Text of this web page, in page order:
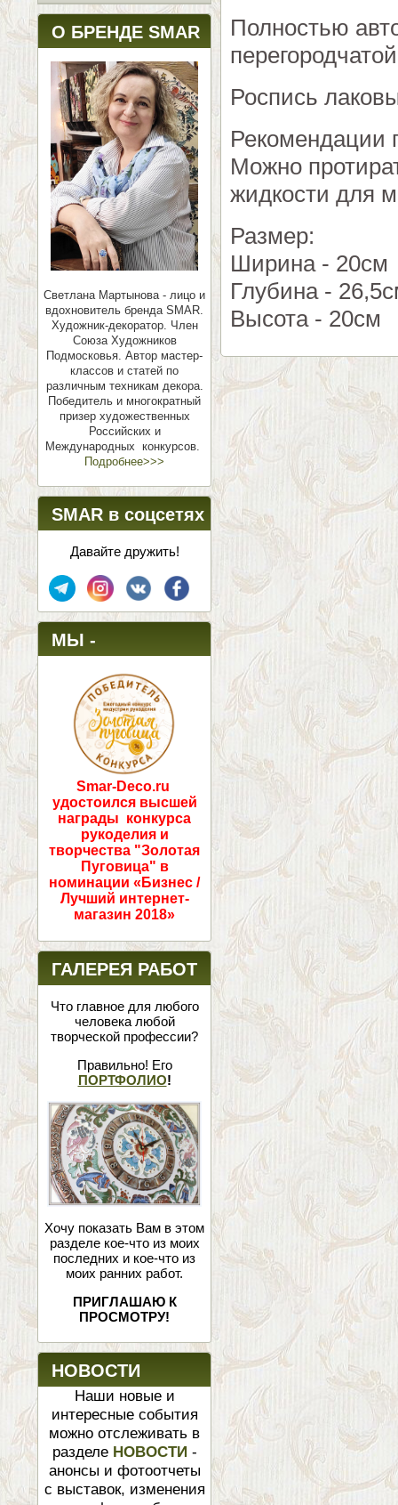
О БРЕНДЕ SMAR
Светлана Мартынова - лицо и
вдохновитель бренда SMAR.
Художник-декоратор. Член
Союза Художников
Подмосковья. Автор мастер-
классов и статей по
различным техникам декора.
Победитель и многократный
призер художественных
Российских и
Международных конкурсов.
Подробнее>>>
SMAR в соцсетях
Давайте дружить!
МЫ -
ПОБЕДИТЕЛИ!
Smar-Deco.ru
удостоился высшей
награды конкурса
рукоделия и
творчества "Золотая
Пуговица" в
номинации «Бизнес /
Лучший интернет-
магазин 2018»
ГАЛЕРЕЯ РАБОТ
Что главное для любого
человека любой
творческой профессии?
Правильно! Его
ПОРТФОЛИО!
Хочу показать Вам в этом
разделе кое-что из моих
последних и кое-что из
моих ранних работ.
ПРИГЛАШАЮ К
ПРОСМОТРУ!
НОВОСТИ
Наши новые и
интересные события
можно отслеживать в
разделе НОВОСТИ -
анонсы и фотоотчеты
с выставок, изменения
Полностью
Роспись
Рекомендации
Можно
жидкости для
Размер:
Ширина - 20см
Глубина -
Высота - 20см